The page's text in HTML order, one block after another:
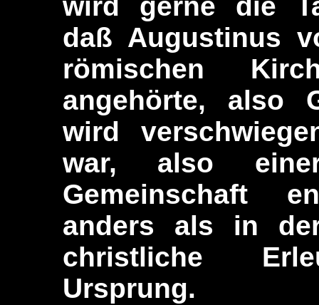
daß Augustinus
römischen
angehörte, also
wird
war, also einer
Gemeinschaft
anders als in
christliche
Ursprung.